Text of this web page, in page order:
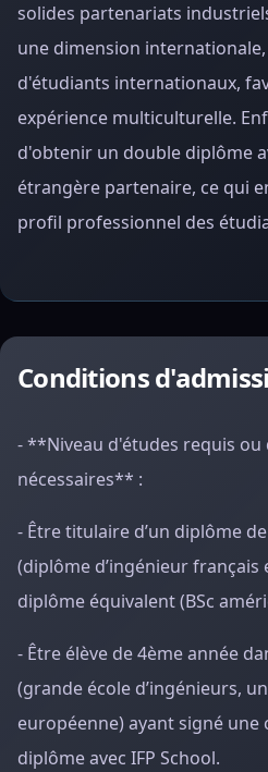
solides partenariats
une dimension
d'étudiants internationaux,
expérience multiculturelle.
d'obtenir un double diplôme
étrangère partenaire, ce qui
profil professionnel des
Conditions
- **Niveau d'études requis ou
nécessaires** :
- Être titulaire d’un diplôme
(diplôme d’ingénieur français
diplôme équivalent (BSc
- Être élève de 4ème année
(grande école d’ingénieurs,
européenne) ayant signé
diplôme avec IFP School.